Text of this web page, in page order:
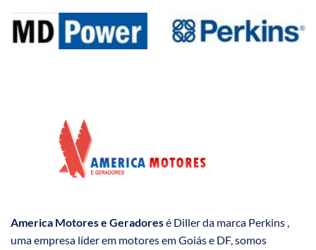
America Motores e Geradoresé Diller da marca Perkins ,
uma empresa líder em motores em Goiás e DF, somos